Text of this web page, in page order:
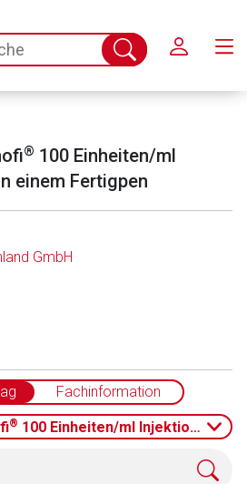
Suche
abschicken
® 100 Einheiten/ml
einem Fertigpen
GmbH
Fachinformation
® 100 Einheiten/ml
Seite
Link öffnet eine externe Web-
externen Web-Seite ist deren
Ebenso gelten dort ggf. andere
Zur Seite